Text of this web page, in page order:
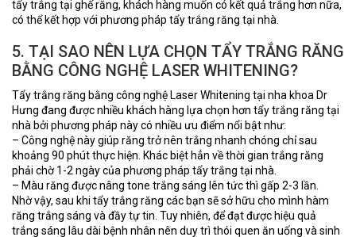
tẩy trắng tại ghế răng, khách hàng muốn có kết quả trắng hơn nữa,
có thể kết hợp với phương pháp tẩy trắng răng tại nhà.
5. TẠI SAO NÊN LỰA CHỌN TẨY TRẮNG RĂNG
BẰNG CÔNG NGHỆ LASER WHITENING?
Tẩy trắng răng bằng công nghệ Laser Whitening tại nha khoa Dr
Hưng đang được nhiều khách hàng lựa chọn hơn tẩy trắng răng tại
nhà bởi phương pháp này có nhiều ưu điểm nổi bật như:
– Công nghệ này giúp răng trở nên trắng nhanh chóng chỉ sau
khoảng 90 phút thực hiện. Khác biệt hẳn về thời gian trắng răng
phải chờ 1-2 ngày của phương pháp tẩy trắng tại nhà.
– Màu răng được nâng tone trắng sáng lên tức thì gấp 2-3 lần.
Nhờ vậy, sau khi tẩy trắng răng các bạn sẽ sở hữu cho mình hàm
răng trắng sáng và đầy tự tin. Tuy nhiên, để đạt được hiệu quả
trắng sáng lâu dài bệnh nhân nên duy trì thói quen ăn uống và sinh